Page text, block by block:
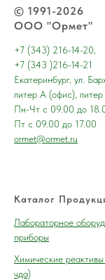
© 1991-2026
ООО "Ормет"
+7 (343) 216-14-20,
+7 (343 )216-14-21
Екатеринбург, ул.
литер А (офис),
Пн-Чт с 09.00 до
Пт с 09.00 до 17.00
ormet@ormet.ru
Каталог
Лабораторное
приборы
Химические реактивы
чда)